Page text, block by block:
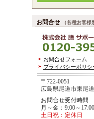
お問合せ （各種お客様
お問合せフォーム
プライバシーポリシ
〒722-0051
広島県尾道市東尾
お問合せ受付時間
月～金：9:00～17:00
土日祝：定休日